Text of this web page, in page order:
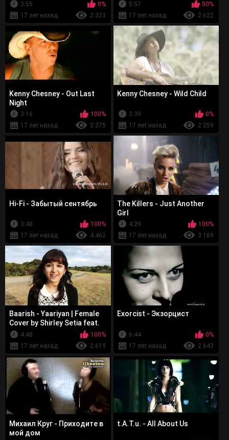
3:55
0%
17 лет назад
2 323
5:57
50%
17 лет назад
2 622
Kenny Chesney - Out Last
Night
3:16
100%
17 лет назад
2 375
Kenny Chesney - Wild Child
3:39
0%
17 лет назад
2 259
Hi-Fi - Забытый сентябрь
3:48
100%
17 лет назад
4 462
The Killers - Just Another
Girl
4:29
100%
17 лет назад
3 189
Baarish - Yaariyan | Female
Cover by Shirley Setia feat.
The Gunsmith
4:48
100%
17 лет назад
2 619
Exorcist - Экзорцист
6:44
0%
17 лет назад
2 643
Михаил Круг - Приходите в
мой дом
t.A.T.u. - All About Us